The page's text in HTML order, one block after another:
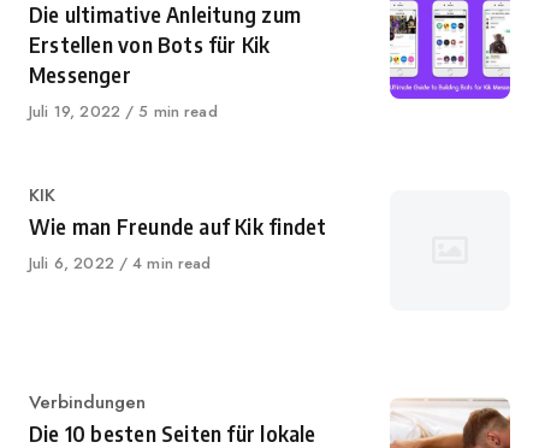
Die ultimative Anleitung zum
Erstellen von Bots für Kik
Messenger
Published
Juli 19, 2022 5 min read
Category
KIK
Wie man Freunde auf Kik findet
Published
Juli 6, 2022 4 min read
Category
Verbindungen
Die 10 besten Seiten für lokale